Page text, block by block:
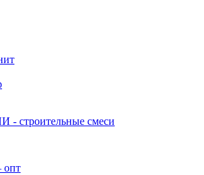
строительные смеси
опт